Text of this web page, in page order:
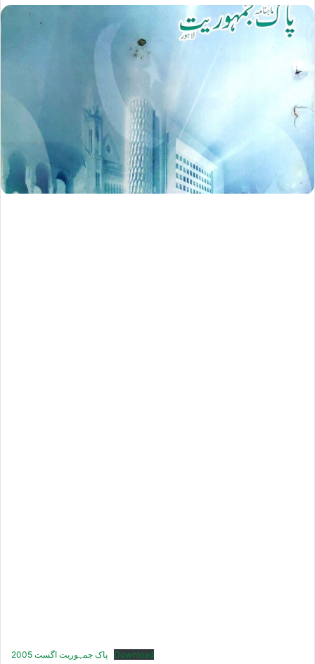
پاک جمہوریت اگست 2005 Download